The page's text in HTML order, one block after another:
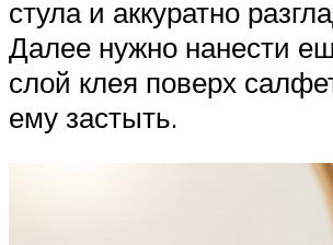
стула и аккуратно
Далее нужно нанести
слой клея поверх
ему застыть.